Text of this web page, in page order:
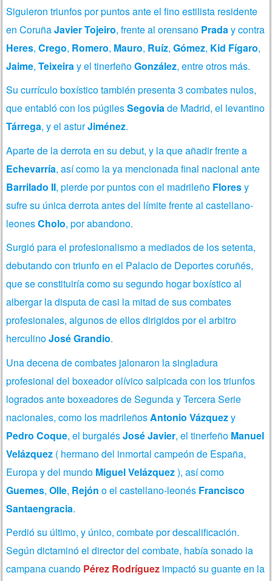
Siguieron triunfos por puntos ante el fino estilista residente
en CoruñaJavier Tojeiro, frente al orensano Prada y contra
Heres,Crego, Romero, Mauro, Ruíz,Gómez, Kid Fígaro,
Jaime,Teixeira y el tinerfeñoGonzález, entre otros más.
Su currículo boxístico también presenta 3 combates nulos,
que entabló con los púgilesSegoviade Madrid, el levantino
Tárrega, y el asturJiménez.
Aparte de la derrota en su debut, y la que añadir frente a
Echevarría, así como la ya mencionada final nacional ante
Barrilado II, pierde por puntos con el madrileño Floresy
sufre su única derrota antes del límite frente al castellano-
leonesCholo, por abandono.
Surgió para el profesionalismo a mediados de los setenta,
debutando con triunfo en el Palacio de Deportes coruñés,
que se constituiría como su segundo hogar boxístico al
albergar la disputa de casi la mitad de sus combates
profesionales, algunos de ellos dirigidos por el arbitro
herculinoJosé Grandio.
Una decena de combates jalonaron la singladura
profesional del boxeador olívico salpicada con los triunfos
logrados ante boxeadores de Segunda y Tercera Serie
nacionales, como los madrileñosAntonio Vázquezy
Pedro Coque, el burgalésJosé Javier, el tinerfeño Manuel
Velázquez ( hermano del inmortal campeón de España,
Europa y del mundo Miguel Velázquez), así como
Guemes,Olle, Rejón o el castellano-leonés Francisco
Santaengracia.
Perdió su último, y único, combate por descalificación.
Según dictaminó el director del combate, había sonado la
campana cuando Pérez Rodríguez impactó su guante en la